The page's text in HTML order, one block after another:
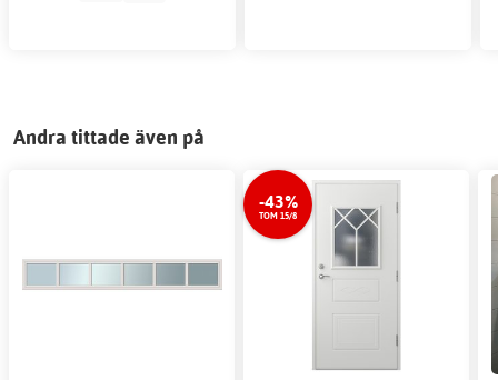
Andra tittade även på
-43%
TOM 15/8